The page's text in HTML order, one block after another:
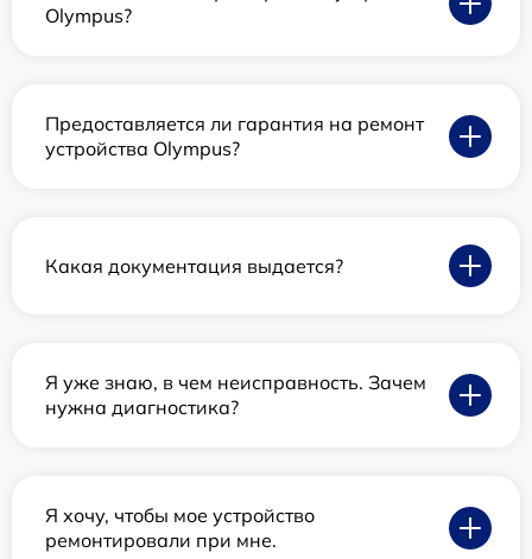
Olympus?
Предоставляется ли гарантия на ремонт
устройства Olympus?
Какая документация выдается?
Я уже знаю, в чем неисправность. Зачем
нужна диагностика?
Я хочу, чтобы мое устройство
ремонтировали при мне.